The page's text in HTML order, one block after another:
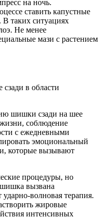
на ночь.
ставить капустные
В таких ситуациях
Не менее
мази с растением
шишки сзади на шее
жизни, соблюдение
с ежедневными
эмоциональный
которые вызывают
процедуры, но
вызвана
волновая терапия.
жировые
интенсивных